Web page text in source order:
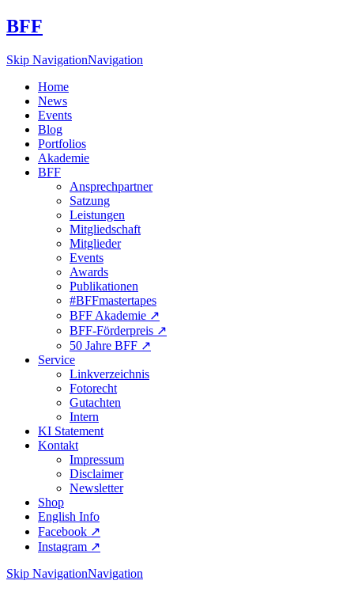
BFF
Skip NavigationNavigation
Home
News
Events
Blog
Portfolios
Akademie
BFF
Ansprechpartner
Satzung
Leistungen
Mitgliedschaft
Mitglieder
Events
Awards
Publikationen
#BFFmastertapes
BFF Akademie ↗︎
BFF-Förderpreis ↗︎
50 Jahre BFF ↗︎
Service
Linkverzeichnis
Fotorecht
Gutachten
Intern
KI Statement
Kontakt
Impressum
Disclaimer
Newsletter
Shop
English Info
Facebook ↗︎
Instagram ↗︎
Skip NavigationNavigation